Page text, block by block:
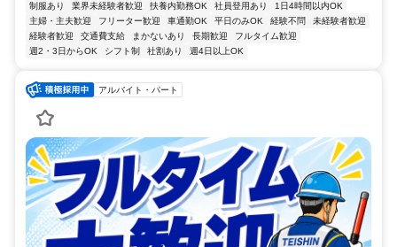
制服あり 業界未経験者歓迎 扶養内勤務OK 社員登用あり
1日4時間以内OK
主婦・主夫歓迎
フリーター歓迎 車通勤OK 平日のみOK 経験不問
未経験者歓迎
経験者歓迎
交通費支給 まかないあり 長期歓迎
フルタイム歓迎
週2・3日からOK
シフト制 社割あり 週4日以上OK
アルバイト・パート